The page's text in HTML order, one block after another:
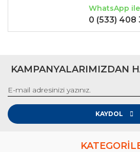
WhatsApp
0 (533) 408
KAMPANYALARIMIZDAN
KAYDOL